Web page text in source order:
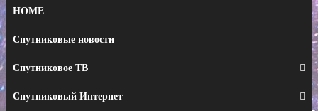
HOME
Спутниковые новости
Спутниковое ТВ
Спутниковый Интернет